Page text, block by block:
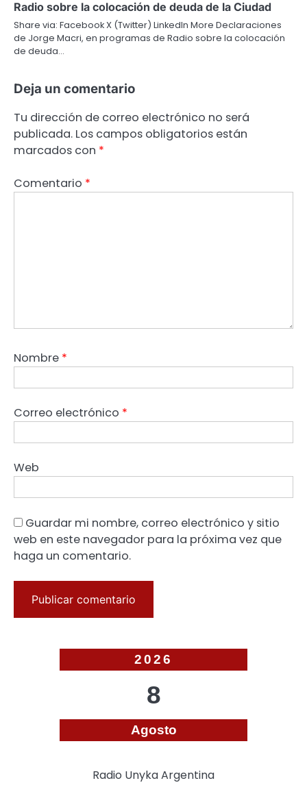
Radio sobre la colocación de deuda de la Ciudad
Share via: Facebook X (Twitter) LinkedIn More Declaraciones
de Jorge Macri, en programas de Radio sobre la colocación
de deuda…
Deja un comentario
Tu dirección de correo electrónico no será
publicada. Los campos obligatorios están
marcados con *
Comentario *
Nombre *
Correo electrónico *
Web
Guardar mi nombre, correo electrónico y sitio
web en este navegador para la próxima vez que
haga un comentario.
2026
8
Agosto
Radio Unyka Argentina